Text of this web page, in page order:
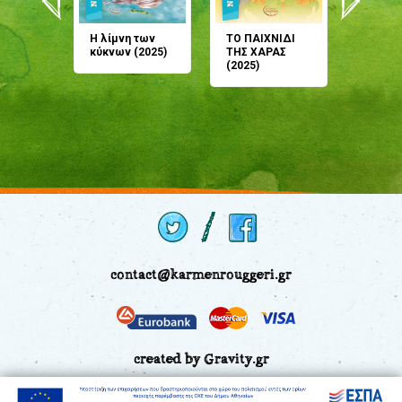
Η λίμνη των
κύκνων (2025)
ΤΟ ΠΑΙΧΝΙΔΙ
ΤΗΣ ΧΑΡΑΣ
(2025)
μου;
(2024)
contact@karmenrouggeri.gr
created by Gravity.gr